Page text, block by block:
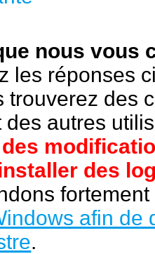
nous vous
les réponses
trouverez des
des autres
des
afin de
.